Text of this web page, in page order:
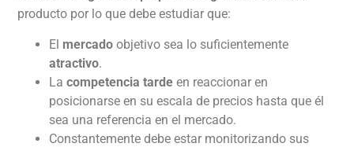
producto por lo que debe estudiar que:
El mercado objetivo sea lo suficientemente
atractivo.
Lacompetencia tarde en reaccionar en
posicionarse en su escala de precios hasta que él
sea una referencia en el mercado.
Constantemente debe estar monitorizando sus